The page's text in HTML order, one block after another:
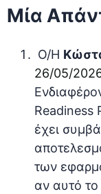
Μία
Ο/Η
26/05/
Readiness
έχει
των
αν αυτό